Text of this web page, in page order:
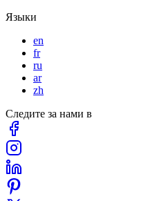
Языки
en
fr
ru
ar
zh
Следите за нами в